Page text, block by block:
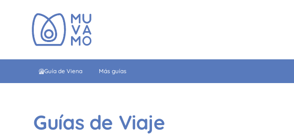
Guía de Viena Más guías
Guías de Viaje